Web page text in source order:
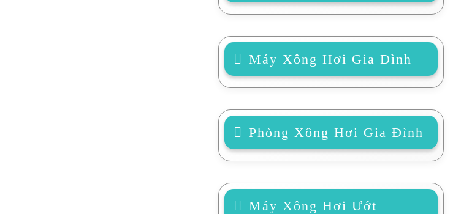
Máy Xông Hơi Gia Đình
Phòng Xông Hơi Gia Đình
Máy Xông Hơi Ướt